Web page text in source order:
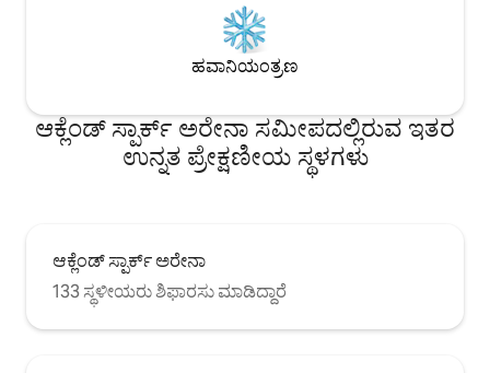
ಹವಾನಿಯಂತ್ರಣ
ಆಕ್ಲೆಂಡ್‌ ಸ್ಪಾರ್ಕ್ ಅರೇನಾ ಸಮೀಪದಲ್ಲಿರುವ ಇತರ
ಉನ್ನತ ಪ್ರೇಕ್ಷಣೀಯ ಸ್ಥಳಗಳು
ಆಕ್ಲೆಂಡ್‌ ಸ್ಪಾರ್ಕ್ ಅರೇನಾ
133 ಸ್ಥಳೀಯರು ಶಿಫಾರಸು ಮಾಡಿದ್ದಾರೆ